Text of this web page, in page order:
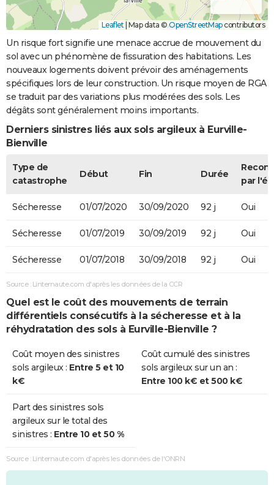
Leaflet Map data ©OpenStreetMapcontributors
Un risque fort signifie une menace accrue de mouvement du
sol avec un phénomène de fissuration des habitations. Les
nouveaux logements doivent prévoir des aménagements
spécifiques lors de leur construction. Un risque moyen de RGA
se traduit par des variations plus modérées des sols. Les
dégâts sont généralement moins importants.
Derniers sinistres liés aux sols argileux à Eurville-
Bienville
Type de
catastrophe
Début Fin Durée
par
Sécheresse 01/07/2020 30/09/2020 92 j Oui
Sécheresse 01/07/2019 30/09/2019 92 j Oui
Sécheresse 01/07/2018 30/09/2018 92 j Oui
Source : Linternaute.com d'après les données de la CCR
Quel est le coût des mouvements de terrain
différentiels consécutifs à la sécheresse et à la
réhydratation des sols à Eurville-Bienville ?
Coût moyen des sinistres
sols argileux : Entre 5 et 10
k€
Coût cumulé des sinistres
sols argileux sur un an :
Entre 100 k€ et 500 k€
Part des sinistres sols
argileux sur le total des
sinistres : Entre 10 et 50 %
Source : Linternaute.com d'après les données de l'ONRN